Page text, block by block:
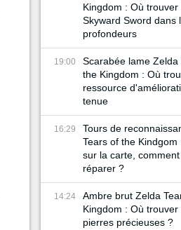
Kingdom : Où trouver
Skyward Sword dans
profondeurs
19:00
Scarabée lame Zelda
the Kingdom : Où
ressource
tenue
16:29
Tours de
Tears of the Kindgom
sur la carte,
réparer ?
14:24
Ambre brut Zelda
Kingdom : Où trouver
pierres précieuses ?